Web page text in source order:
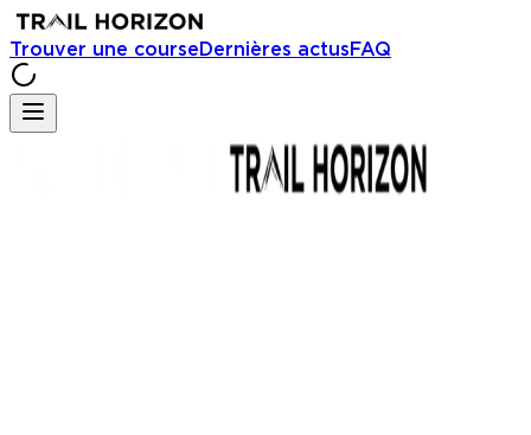
Trouver une courseDernières actusFAQ